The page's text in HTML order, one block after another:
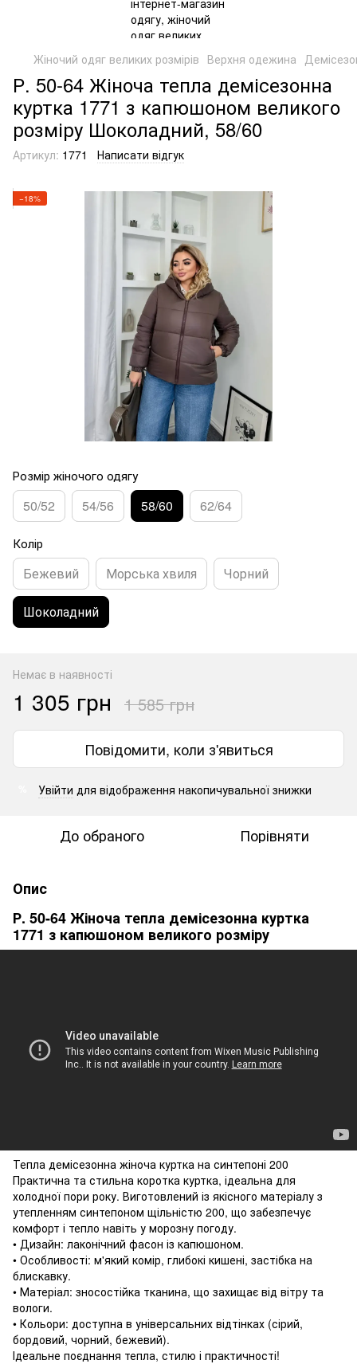
Жіночий одяг великих розмірів Верхня одежина
Р. 50-64 Жіноча тепла демісезонна
куртка 1771 з капюшоном великого
розміру Шоколадний, 58/60
Артикул: 1771 Написати відгук
−18%
Розмір жіночого одягу
50/52 54/56 58/60 62/64
Колір
Бежевий Морська хвиля Чорний
Шоколадний
Немає в наявності
1 305 грн 1 585 грн
Повідомити, коли з'явиться
Увійти для відображення накопичувальної знижки
До обраного Порівняти
Опис
Р. 50-64 Жіноча тепла демісезонна куртка
1771 з капюшоном великого розміру
Тепла демісезонна жіноча куртка на синтепоні 200
Практична та стильна коротка куртка, ідеальна для
холодної пори року. Виготовлений із якісного матеріалу з
утепленням синтепоном щільністю 200, що забезпечує
комфорт і тепло навіть у морозну погоду.
• Дизайн: лаконічний фасон із капюшоном.
• Особливості: м'який комір, глибокі кишені, застібка на
блискавку.
• Матеріал: зносостійка тканина, що захищає від вітру та
вологи.
• Кольори: доступна в універсальних відтінках (сірий,
бордовий, чорний, бежевий).
Ідеальне поєднання тепла, стилю і практичності!